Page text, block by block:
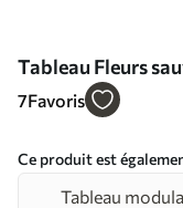
Tableau Fleurs
7Favoris
Ce produit est
Tableau